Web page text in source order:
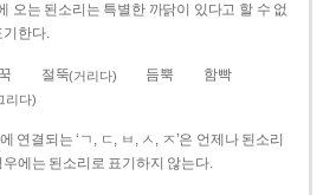
오는 된소리는 특별한 까닭이 있다고 할 수 없
기한다.
절뚝(거리다) 듬뿍
함빡
리다)
연결되는 ‘ㄱ, ㄷ, ㅂ, ㅅ, ㅈ’은 언제나 된소리
에는 된소리로 표기하지 않는다.